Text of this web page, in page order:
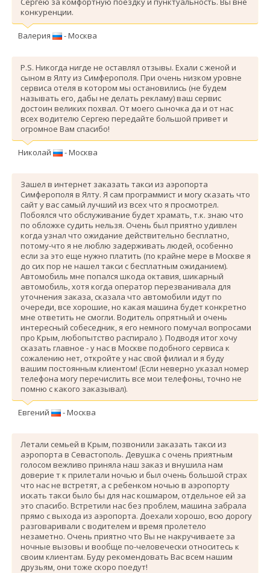
конкуренции.
Валерия - Москва
P.S. Никогда нигде не оставлял отзывы. Ехали с женой и
сыном в Ялту из Симферополя. При очень низком уровне
сервиса отеля в котором мы остановились (не будем
называть его, дабы не делать рекламу) ваш сервис
достоин великих похвал. От моего сыночка да и от нас
всех водителю Сергею передайте большой привет и
огромное Вам спасибо!
Николай - Москва
Зашел в интернет заказать такси из аэропорта
Симферополя в Ялту. Я сам программист и могу сказать что
сайт у вас самый лучший из всех что я просмотрел.
Побоялся что обслуживание будет храмать, т.к. знаю что
по обложке судить нельзя. Очень был приятно удивлен
когда узнал что ожидание действительно бесплатно,
потому-что я не люблю задерживать людей, особенно
если за это еще нужно платить (по крайне мере в Москве я
до сих пор не нашел такси с бесплатным ожиданием).
Автомобиль мне попался шкода октавия, шикарный
автомобиль, хотя когда оператор перезванивала для
уточнения заказа, сказала что автомобили идут по
очереди, все хорошие, но какая машина будет конкретно
мне ответить не смогли. Водитель опрятный и очень
интересный собеседник, я его немного помучал вопросами
про Крым, любопытство распирало ). Подводя итог хочу
сказать главное - у нас в Москве подобного сервиса к
сожалению нет, откройте у нас свой филиал и я буду
вашим постоянным клиентом! (Если неверно указал номер
телефона могу перечислить все мои телефоны, точно не
помню с какого заказывал).
Евгений - Москва
Летали семьей в Крым, позвонили заказать такси из
аэропорта в Севастополь. Девушка с очень приятным
голосом вежливо приняла наш заказ и внушила нам
доверие т к прилетали ночью и был очень большой страх
что нас не встретят, а с ребенком ночью в аэропорту
искать такси было бы для нас кошмаром, отдельное ей за
это спасибо. Вcтретили нас без проблем, машина забрала
прямо с выхода из аэропорта. Доехали хорошо, всю дорогу
разговаривали с водителем и время пролетело
незаметно. Очень приятно что Вы не накручиваете за
ночные вызовы и вообще по-человечески относитесь к
своим клиентам. Буду рекомендовать Вас всем нашим
друзьям, они тоже скоро поедут!